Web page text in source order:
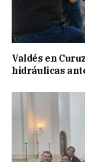
Valdés en
hidráulicas